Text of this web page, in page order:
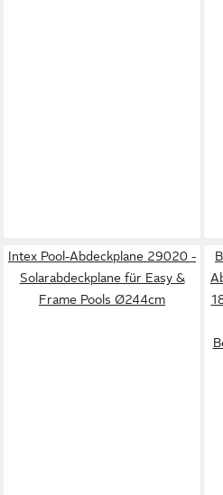
Intex Pool-Abdeckplane 29020 -
Solarabdeckplane für Easy &
Frame Pools Ø244cm